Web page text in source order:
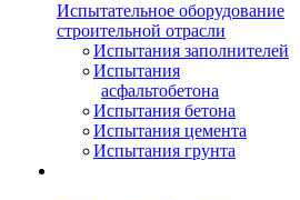
Испытательное оборудование
строительной отрасли
Испытания заполнителей
Испытания
асфальтобетона
Испытания бетона
Испытания цемента
Испытания грунта